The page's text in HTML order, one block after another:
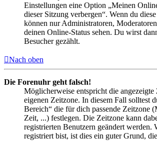
Einstellungen eine Option „Meinen
dieser Sitzung verbergen“. Wenn du
können nur Administratoren,
deinen Online-Status sehen. Du wirst
Besucher gezählt.
Nach oben
Die Forenuhr geht falsch!
Möglicherweise entspricht die
eigenen Zeitzone. In diesem Fall solltest
Bereich“ die für dich passende Zeitzone
Zeit, ...) festlegen. Die Zeitzone kann
registrierten Benutzern geändert werden.
registriert bist, ist dies ein guter Grund,